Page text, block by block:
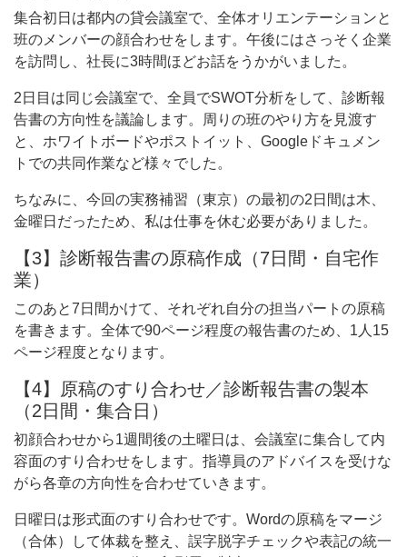
集合初日は都内の貸会議室で、全体オリエンテーションと
班のメンバーの顔合わせをします。午後にはさっそく企業
を訪問し、社長に3時間ほどお話をうかがいました。
2日目は同じ会議室で、全員でSWOT分析をして、診断報
告書の方向性を議論します。周りの班のやり方を見渡す
と、ホワイトボードやポストイット、Googleドキュメン
トでの共同作業など様々でした。
ちなみに、今回の実務補習（東京）の最初の2日間は木、
金曜日だったため、私は仕事を休む必要がありました。
【3】診断報告書の原稿作成（7日間・自宅作
業）
このあと7日間かけて、それぞれ自分の担当パートの原稿
を書きます。全体で90ページ程度の報告書のため、1人15
ページ程度となります。
【4】原稿のすり合わせ／診断報告書の製本
（2日間・集合日）
初顔合わせから1週間後の土曜日は、会議室に集合して内
容面のすり合わせをします。指導員のアドバイスを受けな
がら各章の方向性を合わせていきます。
日曜日は形式面のすり合わせです。Wordの原稿をマージ
（合体）して体裁を整え、誤字脱字チェックや表記の統一